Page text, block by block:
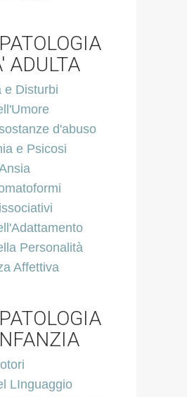
ADULTA
e Disturbi
d'abuso
e Psicosi
Personalità
Affettiva
LInguaggio